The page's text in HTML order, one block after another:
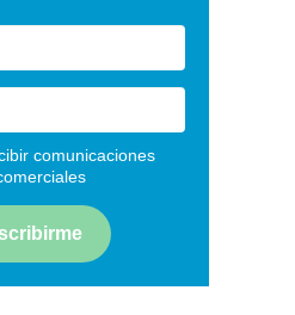
comunicaciones